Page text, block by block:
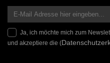
Ja, ich möchte mich zum
und akzeptiere die (